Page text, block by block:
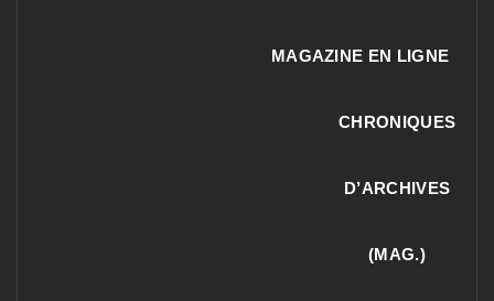
MAGAZINE EN LIGNE
CHRONIQUES
D’ARCHIVES
(MAG.)